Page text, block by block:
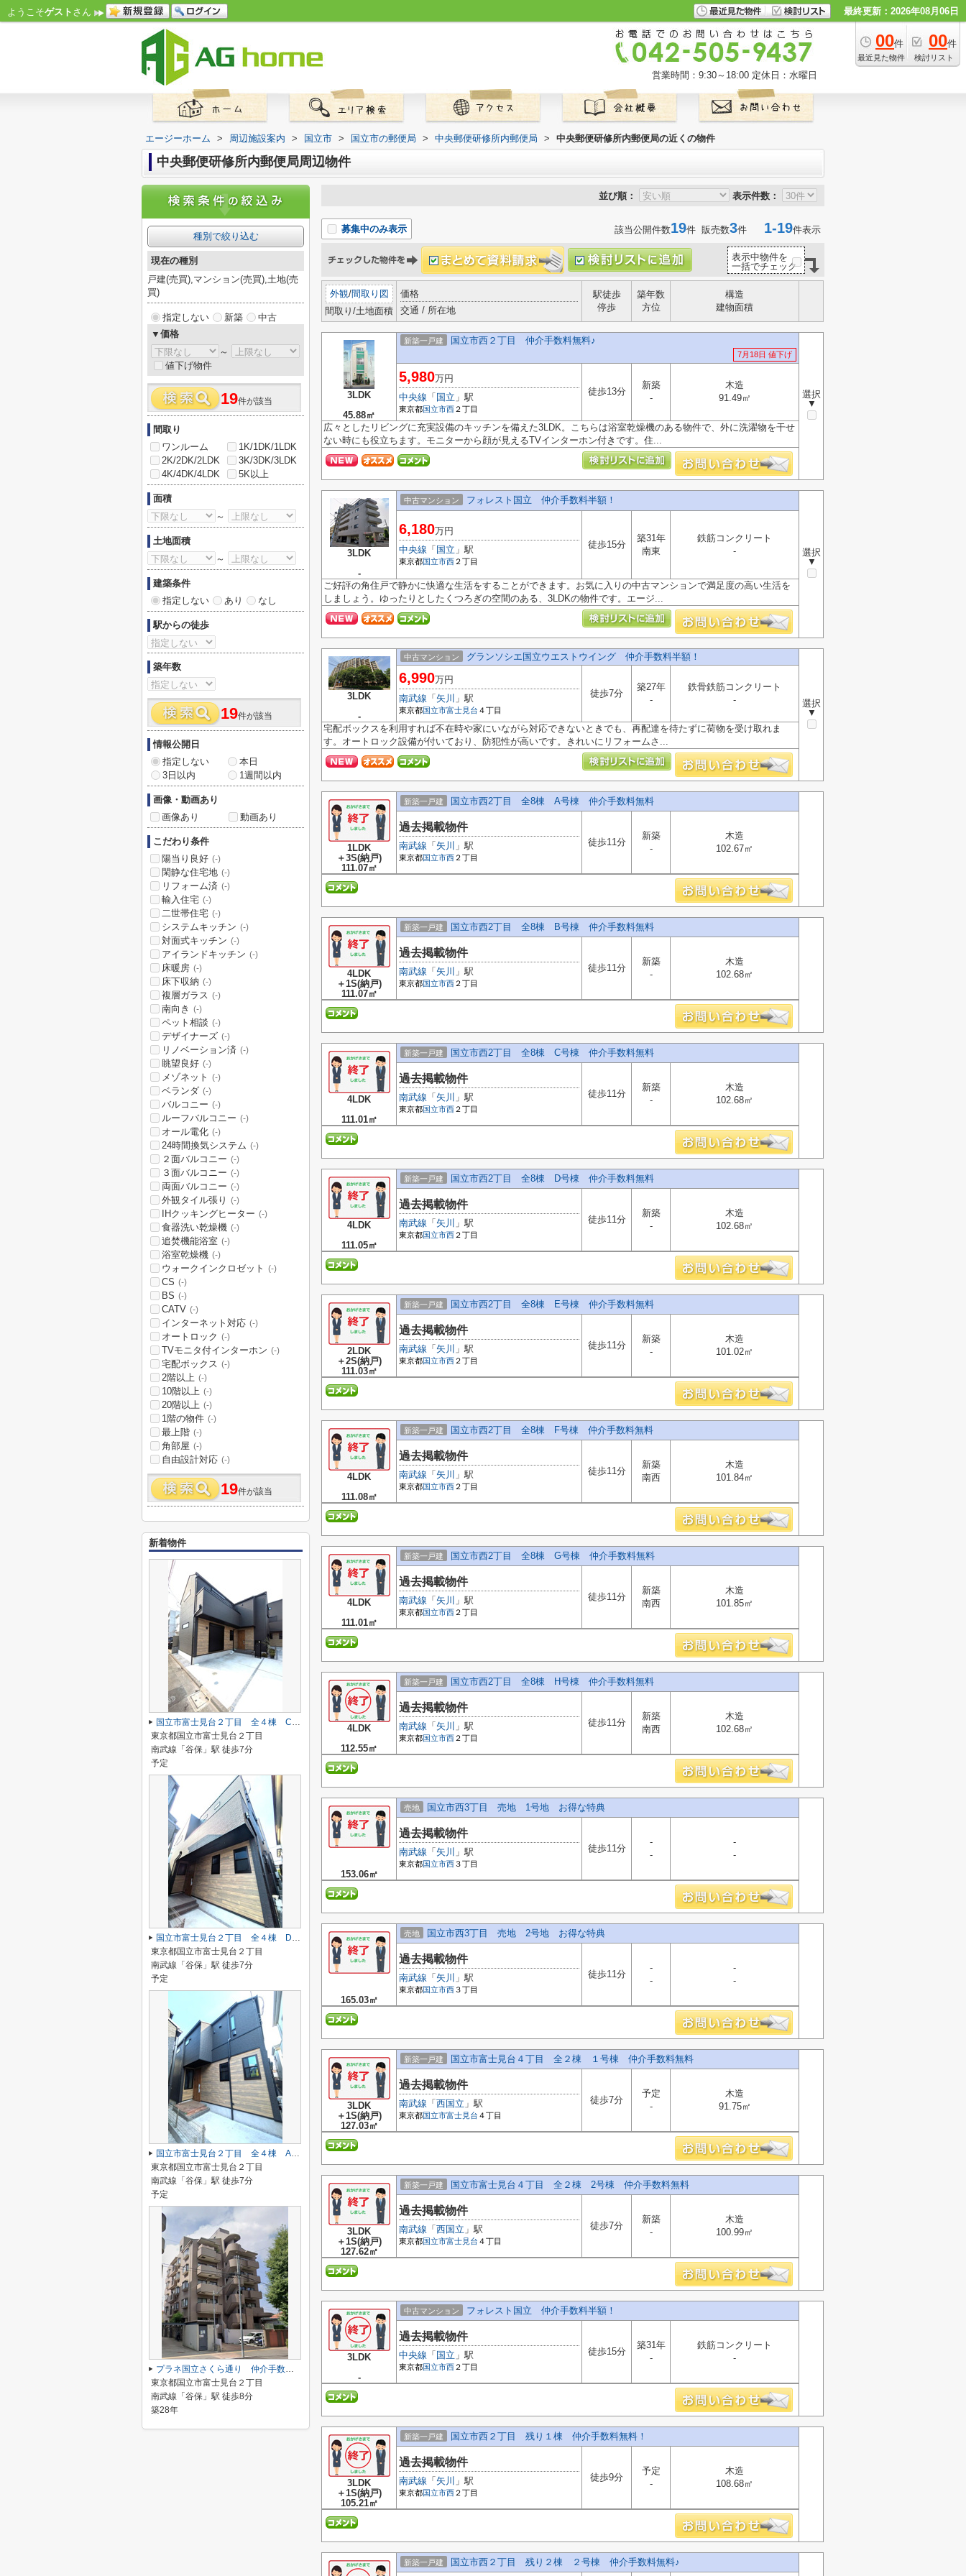
ようこそゲスト さん 最終更新：2026年08月06日
00件
最近見た物件
00件
検討リスト
営業時間：9:30～18:00 定休日：水曜日
エージーホーム > 周辺施設案内 > 国立市 > 国立市の郵便局 > 中央郵便研修所内郵便局 > 中央郵便研修所内郵便局の近くの物件
中央郵便研修所内郵便局周辺物件
並び順： 表示件数：
募集中のみ表示 該当公開件数19件 販売数3件 1-19件表示
表示中物件を
一括でチェック
外観/間取り図
間取り/土地面積
価格
交通 / 所在地
駅徒歩
停歩
築年数
方位
構造
建物面積
3LDK
45.88㎡
新築一戸建 国立市西２丁目 仲介手数料無料♪
7月18日 値下げ
選択
▼
5,980万円
中央線 「 国立 」駅
東京都国立市西 ２丁目
徒歩13分
新築
-
木造
91.49㎡
広々としたリビングに充実設備のキッチンを備えた3LDK。こちらは浴室乾燥機のある物件で、外に洗濯物を干せ
ない時にも役立ちます。モニターから顔が見えるTVインターホン付きです。住...
3LDK
-
中古マンション フォレスト国立 仲介手数料半額！
選択
▼
6,180万円
中央線 「 国立 」駅
東京都国立市西 ２丁目
徒歩15分
築31年
南東
鉄筋コンクリート
-
ご好評の角住戸で静かに快適な生活をすることができます。お気に入りの中古マンションで満足度の高い生活を
しましょう。ゆったりとしたくつろぎの空間のある、3LDKの物件です。エージ...
3LDK
-
中古マンション グランソシエ国立ウエストウイング 仲介手数料半額！
選択
▼
6,990万円
南武線 「 矢川 」駅
東京都国立市富士見台 ４丁目
徒歩7分
築27年
-
鉄骨鉄筋コンクリート
-
宅配ボックスを利用すれば不在時や家にいながら対応できないときでも、再配達を待たずに荷物を受け取れま
す。オートロック設備が付いており、防犯性が高いです。きれいにリフォームさ...
1LDK
＋3S(納戸)
111.07㎡
新築一戸建 国立市西2丁目 全8棟 A号棟 仲介手数料無料
過去掲載物件
南武線 「 矢川 」駅
東京都国立市西 ２丁目
徒歩11分
新築
-
木造
102.67㎡
4LDK
＋1S(納戸)
111.07㎡
新築一戸建 国立市西2丁目 全8棟 B号棟 仲介手数料無料
過去掲載物件
南武線 「 矢川 」駅
東京都国立市西 ２丁目
徒歩11分
新築
-
木造
102.68㎡
4LDK
111.01㎡
新築一戸建 国立市西2丁目 全8棟 C号棟 仲介手数料無料
過去掲載物件
南武線 「 矢川 」駅
東京都国立市西 ２丁目
徒歩11分
新築
-
木造
102.68㎡
4LDK
111.05㎡
新築一戸建 国立市西2丁目 全8棟 D号棟 仲介手数料無料
過去掲載物件
南武線 「 矢川 」駅
東京都国立市西 ２丁目
徒歩11分
新築
-
木造
102.68㎡
2LDK
＋2S(納戸)
111.03㎡
新築一戸建 国立市西2丁目 全8棟 E号棟 仲介手数料無料
過去掲載物件
南武線 「 矢川 」駅
東京都国立市西 ２丁目
徒歩11分
新築
-
木造
101.02㎡
4LDK
111.08㎡
新築一戸建 国立市西2丁目 全8棟 F号棟 仲介手数料無料
過去掲載物件
南武線 「 矢川 」駅
東京都国立市西 ２丁目
徒歩11分
新築
南西
木造
101.84㎡
4LDK
111.01㎡
新築一戸建 国立市西2丁目 全8棟 G号棟 仲介手数料無料
過去掲載物件
南武線 「 矢川 」駅
東京都国立市西 ２丁目
徒歩11分
新築
南西
木造
101.85㎡
4LDK
112.55㎡
新築一戸建 国立市西2丁目 全8棟 H号棟 仲介手数料無料
過去掲載物件
南武線 「 矢川 」駅
東京都国立市西 ２丁目
徒歩11分
新築
南西
木造
102.68㎡
153.06㎡
売地 国立市西3丁目 売地 1号地 お得な特典
過去掲載物件
南武線 「 矢川 」駅
東京都国立市西３丁目
徒歩11分
-
-
-
-
165.03㎡
売地 国立市西3丁目 売地 2号地 お得な特典
過去掲載物件
南武線 「 矢川 」駅
東京都国立市西３丁目
徒歩11分
-
-
-
-
3LDK
＋1S(納戸)
127.03㎡
新築一戸建 国立市富士見台４丁目 全２棟 １号棟 仲介手数料無料
過去掲載物件
南武線 「 西国立 」駅
東京都国立市富士見台 ４丁目
徒歩7分
予定
-
木造
91.75㎡
3LDK
＋1S(納戸)
127.62㎡
新築一戸建 国立市富士見台４丁目 全２棟 2号棟 仲介手数料無料
過去掲載物件
南武線 「 西国立 」駅
東京都国立市富士見台 ４丁目
徒歩7分
新築
-
木造
100.99㎡
3LDK
-
中古マンション フォレスト国立 仲介手数料半額！
過去掲載物件
中央線 「 国立 」駅
東京都国立市西 ２丁目
徒歩15分
築31年
-
鉄筋コンクリート
-
3LDK
＋1S(納戸)
105.21㎡
新築一戸建 国立市西２丁目 残り１棟 仲介手数料無料！
過去掲載物件
南武線 「 矢川 」駅
東京都国立市西 ２丁目
徒歩9分
予定
-
木造
108.68㎡
新築一戸建 国立市西２丁目 残り２棟 ２号棟 仲介手数料無料♪
種別で絞り込む
現在の種別
戸建(売買),マンション(売買),土地(売
買)
指定しない 新築
中古
▼価格
～
値下げ物件
19件が該当
間取り
ワンルーム
1K/1DK/1LDK
2K/2DK/2LDK
3K/3DK/3LDK
4K/4DK/4LDK
5K以上
面積
～
土地面積
～
建築条件
指定しない
あり なし
駅からの徒歩
築年数
19件が該当
情報公開日
指定しない
本日
3日以内
1週間以内
画像・動画あり
画像あり
動画あり
こだわり条件
陽当り良好 (-)
閑静な住宅地 (-)
リフォーム済 (-)
輸入住宅 (-)
二世帯住宅 (-)
システムキッチン (-)
対面式キッチン (-)
アイランドキッチン (-)
床暖房 (-)
床下収納 (-)
複層ガラス (-)
南向き (-)
ペット相談 (-)
デザイナーズ (-)
リノベーション済 (-)
眺望良好 (-)
メゾネット (-)
ベランダ (-)
バルコニー (-)
ルーフバルコニー (-)
オール電化 (-)
24時間換気システム (-)
２面バルコニー (-)
３面バルコニー (-)
両面バルコニー (-)
外観タイル張り (-)
IHクッキングヒーター (-)
食器洗い乾燥機 (-)
追焚機能浴室 (-)
浴室乾燥機 (-)
ウォークインクロゼット (-)
CS (-)
BS (-)
CATV (-)
インターネット対応 (-)
オートロック (-)
TVモニタ付インターホン (-)
宅配ボックス (-)
2階以上 (-)
10階以上 (-)
20階以上 (-)
1階の物件 (-)
最上階 (-)
角部屋 (-)
自由設計対応 (-)
19件が該当
新着物件
国立市富士見台２丁目 全４棟 C号棟 仲介手数料無料♪
東京都国立市富士見台２丁目
南武線「谷保」駅 徒歩7分
予定
国立市富士見台２丁目 全４棟 D号棟 仲介手数料無料♪
東京都国立市富士見台２丁目
南武線「谷保」駅 徒歩7分
予定
国立市富士見台２丁目 全４棟 A号棟 仲介手数料無料♪
東京都国立市富士見台２丁目
南武線「谷保」駅 徒歩7分
予定
プラネ国立さくら通り 仲介手数料半額！
東京都国立市富士見台２丁目
南武線「谷保」駅 徒歩8分
築28年